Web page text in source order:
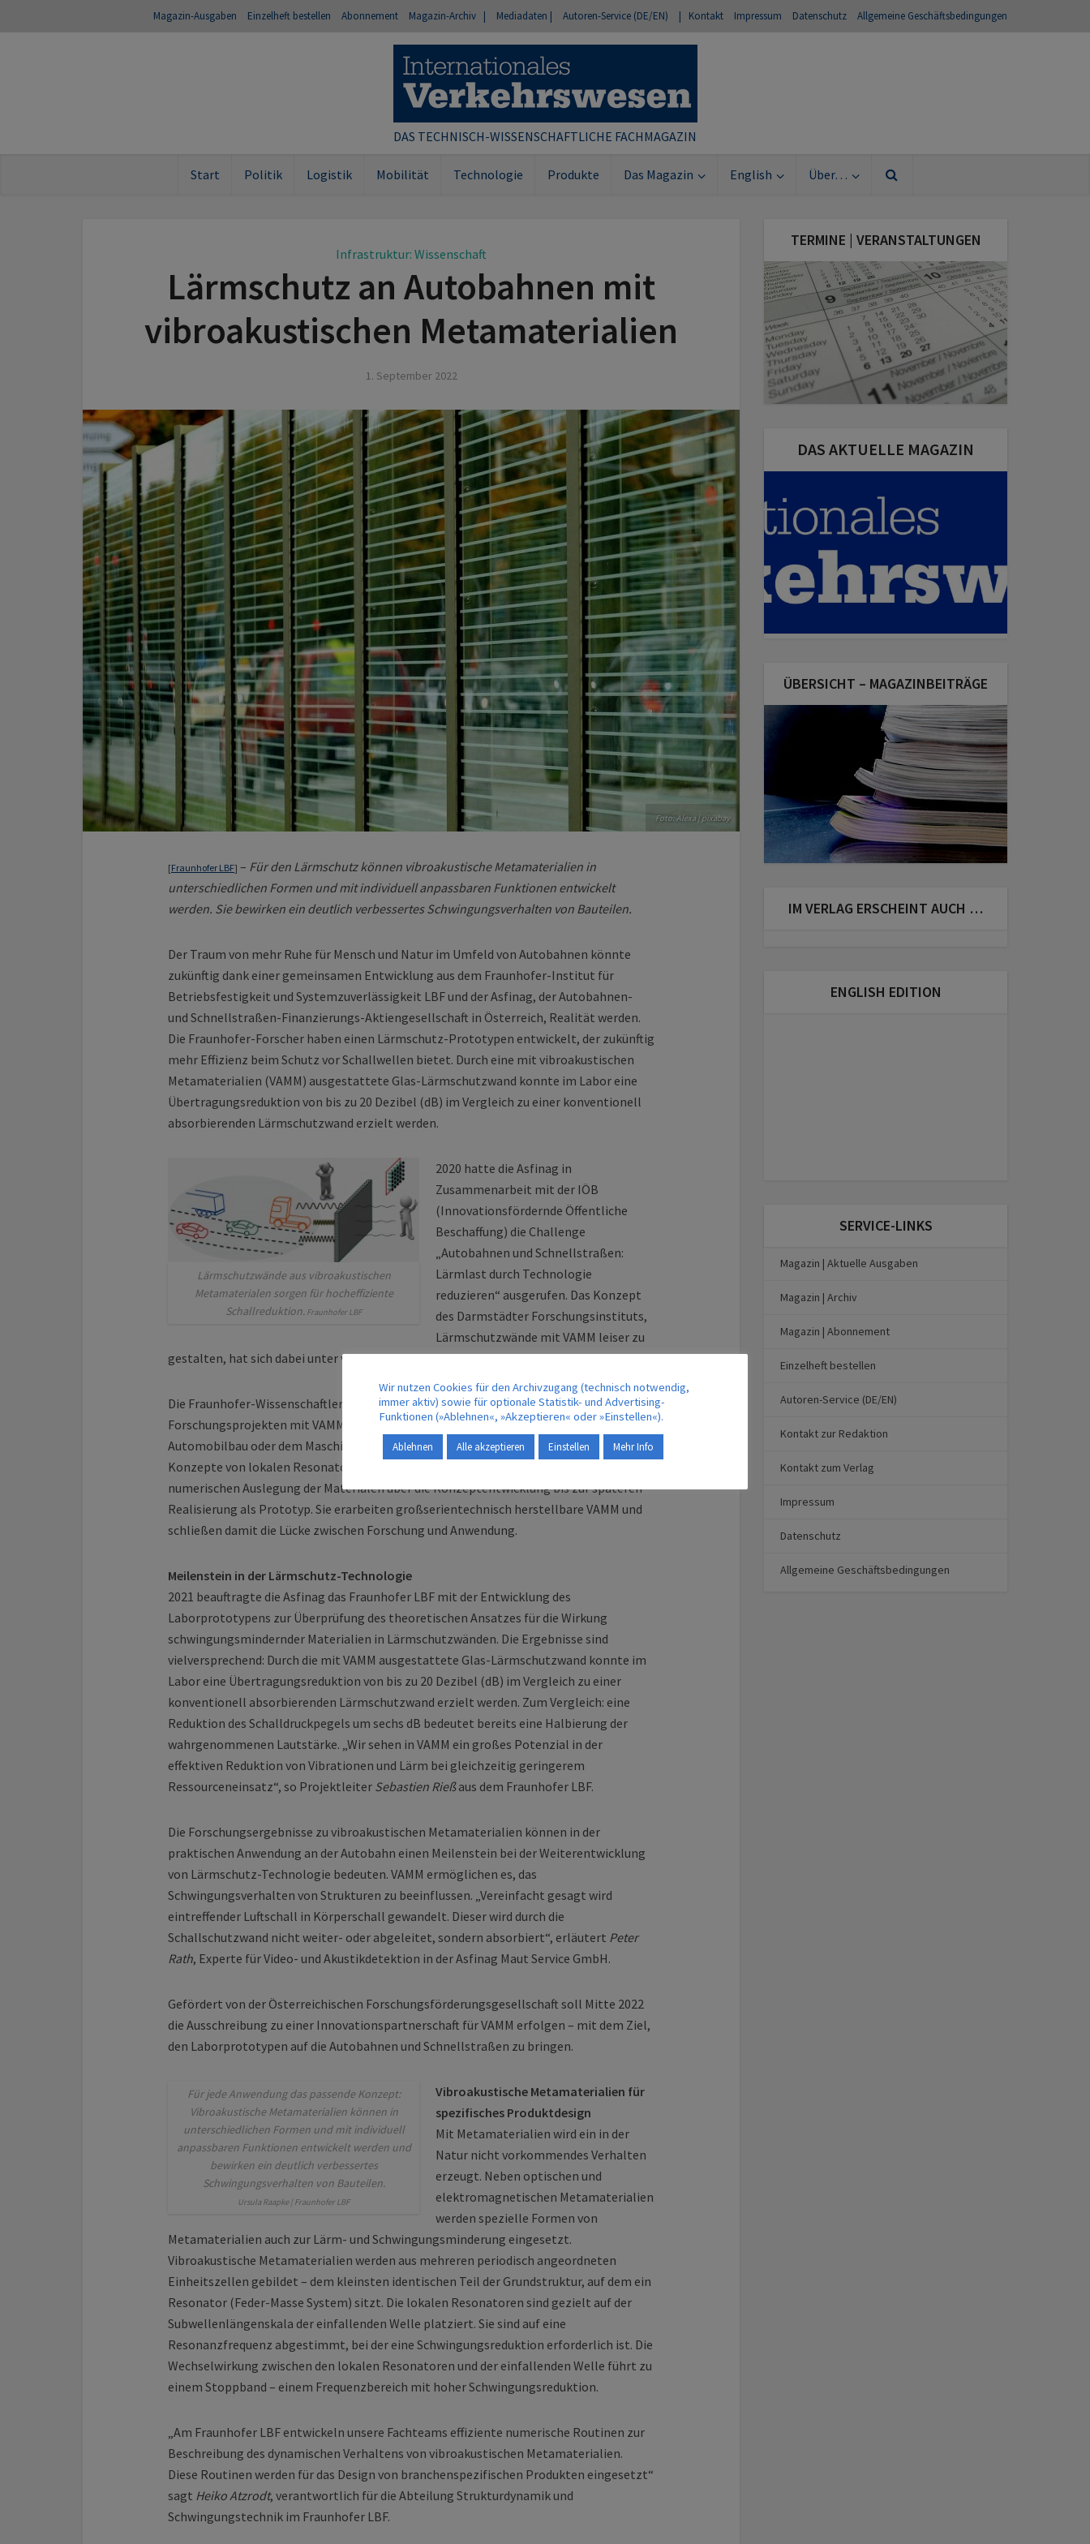
Magazin-Ausgaben Einzelheft bestellen Abonnement Magazin-Archiv | Mediadaten | Autoren-Service (DE/EN) | Kontakt Impressum Datenschutz Allgemeine Geschäftsbedingungen
DAS TECHNISCH-WISSENSCHAFTLICHE FACHMAGAZIN
Start Politik Logistik Mobilität Technologie Produkte Das Magazin English Über…
Infrastruktur: Wissenschaft
Lärmschutz an Autobahnen mit
vibroakustischen Metamaterialien
1. September 2022
Foto: Alexa | pixabay
[Fraunhofer LBF] – Für den Lärmschutz können vibroakustische Metamaterialien in
unterschiedlichen Formen und mit individuell anpassbaren Funktionen entwickelt
werden. Sie bewirken ein deutlich verbessertes Schwingungsverhalten von Bauteilen.
Der Traum von mehr Ruhe für Mensch und Natur im Umfeld von Autobahnen könnte
zukünftig dank einer gemeinsamen Entwicklung aus dem Fraunhofer-Institut für
Betriebsfestigkeit und Systemzuverlässigkeit LBF und der Asfinag, der Autobahnen-
und Schnellstraßen-Finanzierungs-Aktiengesellschaft in Österreich, Realität werden.
Die Fraunhofer-Forscher haben einen Lärmschutz-Prototypen entwickelt, der zukünftig
mehr Effizienz beim Schutz vor Schallwellen bietet. Durch eine mit vibroakustischen
Metamaterialien (VAMM) ausgestattete Glas-Lärmschutzwand konnte im Labor eine
Übertragungsreduktion von bis zu 20 Dezibel (dB) im Vergleich zu einer konventionell
absorbierenden Lärmschutzwand erzielt werden.
Lärmschutzwände aus vibroakustischen
Metamaterialen sorgen für hocheffiziente
Schallreduktion. Fraunhofer LBF
2020 hatte die Asfinag in
Zusammenarbeit mit der IÖB
(Innovationsfördernde Öffentliche
Beschaffung) die Challenge
„Autobahnen und Schnellstraßen:
Lärmlast durch Technologie
reduzieren“ ausgerufen. Das Konzept
des Darmstädter Forschungsinstituts,
Lärmschutzwände mit VAMM leiser zu
gestalten, hat sich dabei unter vielen Einreichungen in der Jurywertung durchgesetzt.
Die Fraunhofer-Wissenschaftler beschäftigten sich bereits in verschiedenen
Forschungsprojekten mit VAMM, beispielsweise in der Luft- und Raumfahrt, dem
Automobilbau oder dem Maschinenbau und betrachten dabei unterschiedliche
Konzepte von lokalen Resonatoren. Ihre Expertise und Kompetenz reicht von der
numerischen Auslegung der Materialen über die Konzeptentwicklung bis zur späteren
Realisierung als Prototyp. Sie erarbeiten großserientechnisch herstellbare VAMM und
schließen damit die Lücke zwischen Forschung und Anwendung.
Meilenstein in der Lärmschutz-Technologie
2021 beauftragte die Asfinag das Fraunhofer LBF mit der Entwicklung des
Laborprototypens zur Überprüfung des theoretischen Ansatzes für die Wirkung
schwingungsmindernder Materialien in Lärmschutzwänden. Die Ergebnisse sind
vielversprechend: Durch die mit VAMM ausgestattete Glas-Lärmschutzwand konnte im
Labor eine Übertragungsreduktion von bis zu 20 Dezibel (dB) im Vergleich zu einer
konventionell absorbierenden Lärmschutzwand erzielt werden. Zum Vergleich: eine
Reduktion des Schalldruckpegels um sechs dB bedeutet bereits eine Halbierung der
wahrgenommenen Lautstärke. „Wir sehen in VAMM ein großes Potenzial in der
effektiven Reduktion von Vibrationen und Lärm bei gleichzeitig geringerem
Ressourceneinsatz“, so Projektleiter Sebastien Rießaus dem Fraunhofer LBF.
Die Forschungsergebnisse zu vibroakustischen Metamaterialien können in der
praktischen Anwendung an der Autobahn einen Meilenstein bei der Weiterentwicklung
von Lärmschutz-Technologie bedeuten. VAMM ermöglichen es, das
Schwingungsverhalten von Strukturen zu beeinflussen. „Vereinfacht gesagt wird
eintreffender Luftschall in Körperschall gewandelt. Dieser wird durch die
Schallschutzwand nicht weiter- oder abgeleitet, sondern absorbiert“, erläutert Peter
Rath, Experte für Video- und Akustikdetektion in der Asfinag Maut Service GmbH.
Gefördert von der Österreichischen Forschungsförderungsgesellschaft soll Mitte 2022
die Ausschreibung zu einer Innovationspartnerschaft für VAMM erfolgen – mit dem Ziel,
den Laborprototypen auf die Autobahnen und Schnellstraßen zu bringen.
Für jede Anwendung das passende Konzept:
Vibroakustische Metamaterialien können in
unterschiedlichen Formen und mit individuell
anpassbaren Funktionen entwickelt werden und
bewirken ein deutlich verbessertes
Schwingungsverhalten von Bauteilen.
Ursula Raapke | Fraunhofer LBF
Vibroakustische Metamaterialien für
spezifisches Produktdesign
Mit Metamaterialien wird ein in der
Natur nicht vorkommendes Verhalten
erzeugt. Neben optischen und
elektromagnetischen Metamaterialien
werden spezielle Formen von
Metamaterialien auch zur Lärm- und Schwingungsminderung eingesetzt.
Vibroakustische Metamaterialien werden aus mehreren periodisch angeordneten
Einheitszellen gebildet – dem kleinsten identischen Teil der Grundstruktur, auf dem ein
Resonator (Feder-Masse System) sitzt. Die lokalen Resonatoren sind gezielt auf der
Subwellenlängenskala der einfallenden Welle platziert. Sie sind auf eine
Resonanzfrequenz abgestimmt, bei der eine Schwingungsreduktion erforderlich ist. Die
Wechselwirkung zwischen den lokalen Resonatoren und der einfallenden Welle führt zu
einem Stoppband – einem Frequenzbereich mit hoher Schwingungsreduktion.
„Am Fraunhofer LBF entwickeln unsere Fachteams effiziente numerische Routinen zur
Beschreibung des dynamischen Verhaltens von vibroakustischen Metamaterialien.
Diese Routinen werden für das Design von branchenspezifischen Produkten eingesetzt“
sagt Heiko Atzrodt, verantwortlich für die Abteilung Strukturdynamik und
Schwingungstechnik im Fraunhofer LBF.
TERMINE | VERANSTALTUNGEN
DAS AKTUELLE MAGAZIN
ÜBERSICHT – MAGAZINBEITRÄGE
IM VERLAG ERSCHEINT AUCH …
ENGLISH EDITION
SERVICE-LINKS
Magazin | Aktuelle Ausgaben
Magazin | Archiv
Magazin | Abonnement
Einzelheft bestellen
Autoren-Service (DE/EN)
Kontakt zur Redaktion
Kontakt zum Verlag
Impressum
Datenschutz
Allgemeine Geschäftsbedingungen
Wir nutzen Cookies für den Archivzugang (technisch notwendig,
immer aktiv) sowie für optionale Statistik- und Advertising-
Funktionen (»Ablehnen«, »Akzeptieren« oder »Einstellen«).
Ablehnen Alle akzeptieren Einstellen Mehr Info